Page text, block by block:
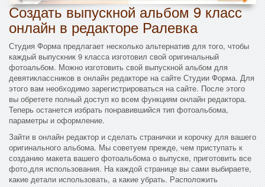
Создать выпускной альбом 9 класс
онлайн в редакторе Ралевка
Студия Форма предлагает несколько альтернатив для того, чтобы
каждый выпускник 9 класса изготовил свой оригинальный
фотоальбом. Можно изготовить свой выпускной альбом для
девятиклассников в онлайн редакторе на сайте Студии Форма. Для
этого вам необходимо зарегистрироваться на сайте. После этого
вы обретете полный доступ ко всем функциям онлайн редактора.
Теперь останется избрать понравившийся тип фотоальбома,
параметры и оформление.
Зайти в онлайн редактор и сделать странички и корочку для вашего
оригинального альбома. Мы советуем прежде, чем приступать к
созданию макета вашего фотоальбома о выпуске, приготовить все
фото,для использования. На каждой странице вы сами выбираете,
какие детали использовать, а какие убрать. Расположить